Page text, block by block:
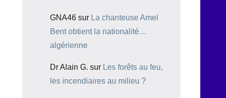
GNA46 sur La chanteuse Amel
Bent obtient la nationalité…
algérienne
Dr Alain G. sur Les forêts au feu,
les incendiaires au milieu ?